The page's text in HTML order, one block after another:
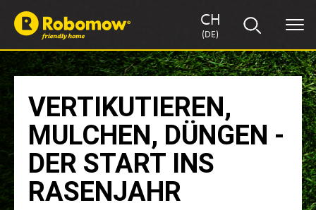
CH
(DE)
VERTIKUTIEREN,
MULCHEN, DÜNGEN -
DER START INS
RASENJAHR